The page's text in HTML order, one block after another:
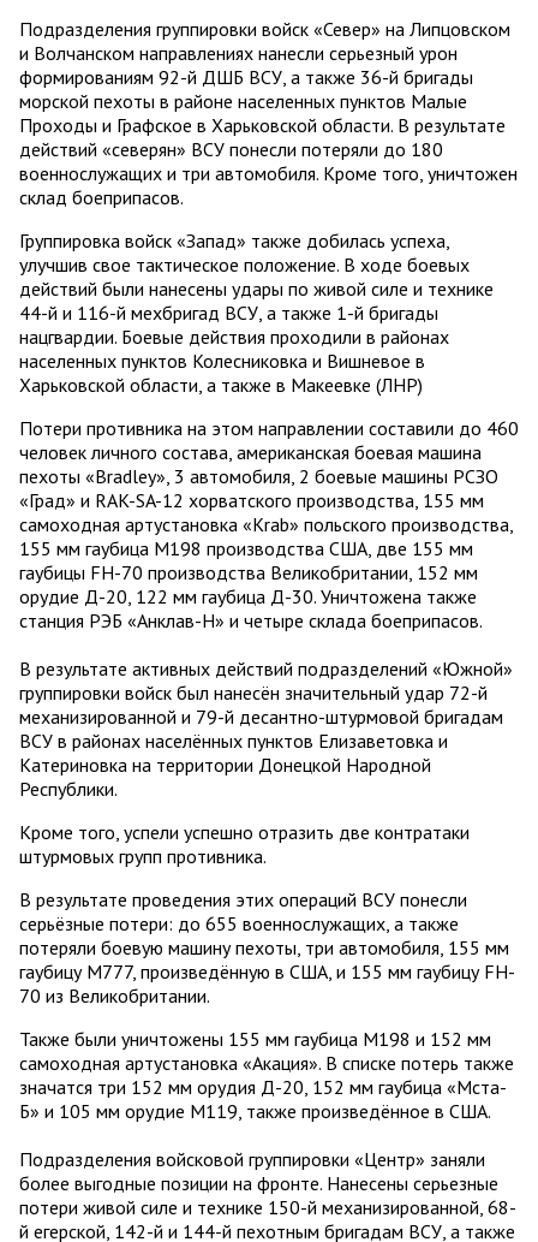
Подразделения группировки войск «Север» на Липцовском
и Волчанском направлениях нанесли серьезный урон
формированиям 92-й ДШБ ВСУ, а также 36-й бригады
морской пехоты в районе населенных пунктов Малые
Проходы и Графское в Харьковской области. В результате
действий «северян» ВСУ понесли потеряли до 180
военнослужащих и три автомобиля. Кроме того, уничтожен
склад боеприпасов.
Группировка войск «Запад» также добилась успеха,
улучшив свое тактическое положение. В ходе боевых
действий были нанесены удары по живой силе и технике
44-й и 116-й мехбригад ВСУ, а также 1-й бригады
нацгвардии. Боевые действия проходили в районах
населенных пунктов Колесниковка и Вишневое в
Харьковской области, а также в Макеевке (ЛНР)
Потери противника на этом направлении составили до 460
человек личного состава, американская боевая машина
пехоты «Bradley», 3 автомобиля, 2 боевые машины РСЗО
«Град» и RAK-SA-12 хорватского производства, 155 мм
самоходная артустановка «Krab» польского производства,
155 мм гаубица М198 производства США, две 155 мм
гаубицы FН-70 производства Великобритании, 152 мм
орудие Д-20, 122 мм гаубица Д-30. Уничтожена также
станция РЭБ «Анклав-Н» и четыре склада боеприпасов.
В результате активных действий подразделений «Южной»
группировки войск был нанесён значительный удар 72-й
механизированной и 79-й десантно-штурмовой бригадам
ВСУ в районах населённых пунктов Елизаветовка и
Катериновка на территории Донецкой Народной
Республики.
Кроме того, успели успешно отразить две контратаки
штурмовых групп противника.
В результате проведения этих операций ВСУ понесли
серьёзные потери: до 655 военнослужащих, а также
потеряли боевую машину пехоты, три автомобиля, 155 мм
гаубицу М777, произведённую в США, и 155 мм гаубицу FH-
70 из Великобритании.
Также были уничтожены 155 мм гаубица М198 и 152 мм
самоходная артустановка «Акация». В списке потерь также
значатся три 152 мм орудия Д-20, 152 мм гаубица «Мста-
Б» и 105 мм орудие М119, также произведённое в США.
Подразделения войсковой группировки «Центр» заняли
более выгодные позиции на фронте. Нанесены серьезные
потери живой силе и технике 150-й механизированной, 68-
й егерской, 142-й и 144-й пехотным бригадам ВСУ, а также